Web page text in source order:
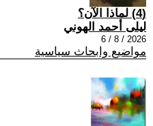
(4) لماذا الآن؟
ليلى أحمد الهوني
2026 / 8 / 6
مواضيع وابحاث سياسية